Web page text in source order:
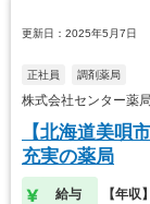
更新日：2025年5月7日
正社員 調剤薬局
株式会社センター薬
【北海道美唄
充実の薬局
給与 【年